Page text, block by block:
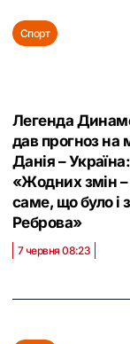
Спорт
Легенда
дав прогноз на
Данія – Україна:
«Жодних змін –
саме, що було і
Реброва»
7 червня 08:23